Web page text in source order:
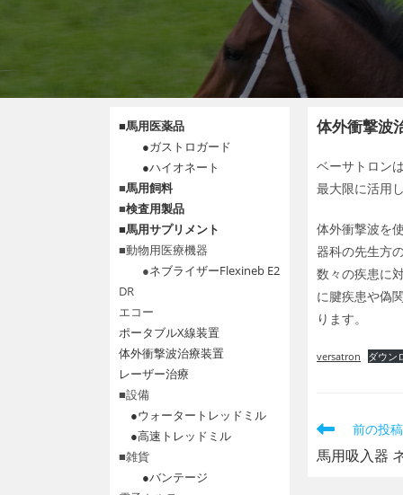
体外衝撃波
ベーサトロン
最大限に活用
体外衝撃波を
器科の先生方
数々の疾患に
に腱疾患や偽
ります。
versatron ダウン
そ
の
他
前の投稿
馬用吸入器
■馬用医薬品
●ガストロガード
●ハイオネート
■馬用飼料
■検査用製品
■馬用サプリメント
■動物用医療機器
●ネブライザーFlexineb E2
DR
エコー
ポータブルX線装置
体外衝撃波治療装置
レーザー治療
■設備
●ウォータートレッドミル
●高速トレッドミル
■雑貨
●バンテージ